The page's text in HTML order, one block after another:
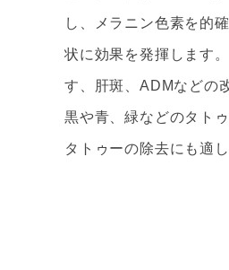
し、メラニン色素を的
状に効果を発揮します
す、肝斑、ADMなどの
黒や青、緑などのタト
タトゥーの除去にも適